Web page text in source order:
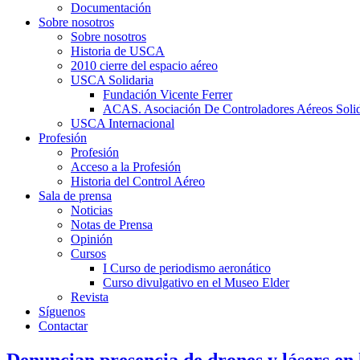
Documentación
Sobre nosotros
Sobre nosotros
Historia de USCA
2010 cierre del espacio aéreo
USCA Solidaria
Fundación Vicente Ferrer
ACAS. Asociación De Controladores Aéreos
USCA Internacional
Profesión
Profesión
Acceso a la Profesión
Historia del Control Aéreo
Sala de prensa
Noticias
Notas de Prensa
Opinión
Cursos
I Curso de periodismo aeronático
Curso divulgativo en el Museo Elder
Revista
Síguenos
Contactar